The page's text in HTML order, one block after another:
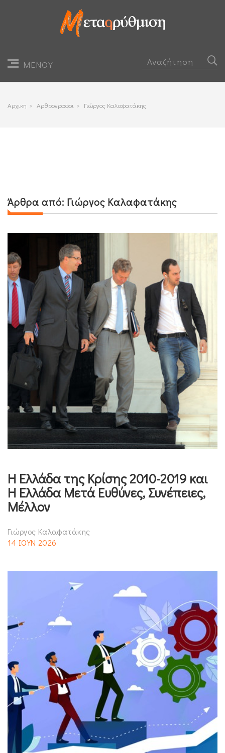
ΜΕΝΟΥ
Αρχικη > Αρθρογραφοι > Γιώργος Καλαφατάκης
Άρθρα από: Γιώργος Καλαφατάκης
Η Ελλάδα της Κρίσης 2010-2019 και
Η Ελλάδα Μετά Ευθύνες, Συνέπειες,
Μέλλον
Γιώργος Καλαφατάκης
14 ΙΟΥΝ 2026